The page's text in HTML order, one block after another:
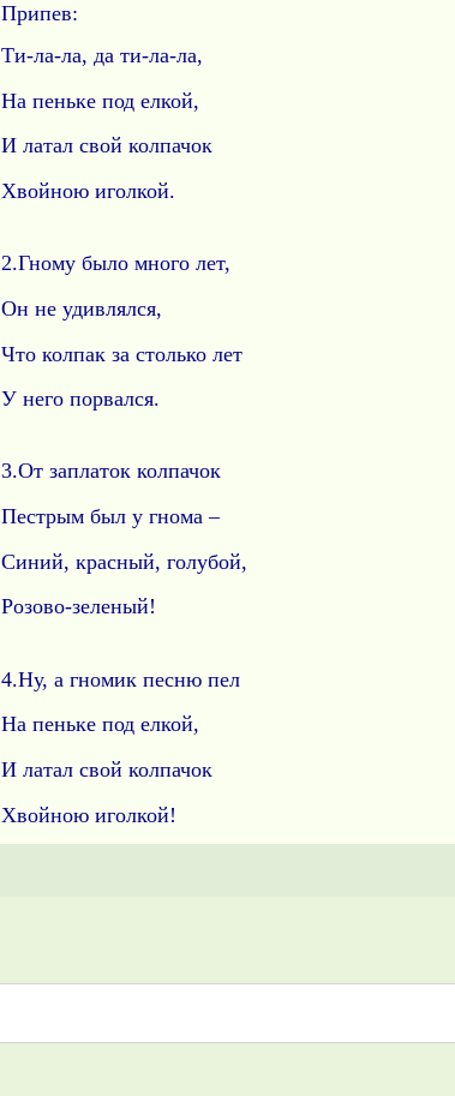
Припев:
Ти-ла-ла, да ти-ла-ла,
На пеньке под елкой,
И латал свой колпачок
Хвойною иголкой.
2.Гному было много лет,
Он не удивлялся,
Что колпак за столько лет
У него порвался.
3.От заплаток колпачок
Пестрым был у гнома –
Синий, красный, голубой,
Розово-зеленый!
4.Ну, а гномик песню пел
На пеньке под елкой,
И латал свой колпачок
Хвойною иголкой!